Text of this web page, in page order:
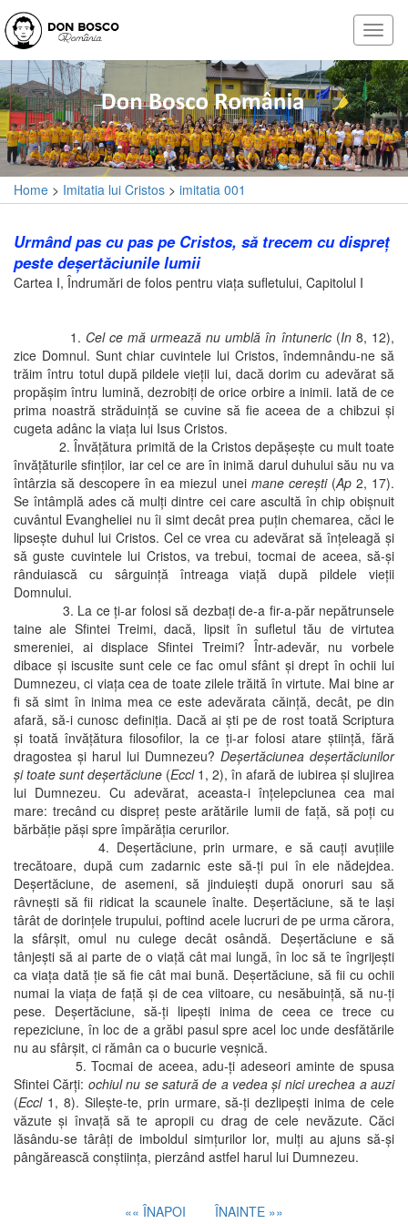
Home > Imitatia lui Cristos > imitatia 001
Urmând pas cu pas pe Cristos, să trecem cu dispreţ
peste deşertăciunile lumii
Cartea I, Îndrumări de folos pentru viaţa sufletului, Capitolul I
1. Cel ce mă urmează nu umblă în întuneric(In 8, 12),
zice Domnul. Sunt chiar cuvintele lui Cristos, îndemnându-ne să
trăim întru totul după pildele vieţii lui, dacă dorim cu adevărat să
propăşim întru lumină, dezrobiţi de orice orbire a inimii. Iată de ce
prima noastră străduinţă se cuvine să fie aceea de a chibzui şi
cugeta adânc la viaţa lui Isus Cristos.
2. Învăţătura primită de la Cristos depăşeşte cu mult toate
învăţăturile sfinţilor, iar cel ce are în inimă darul duhului său nu va
întârzia să descopere în ea miezul unei mane cereşti(Ap 2, 17).
Se întâmplă ades că mulţi dintre cei care ascultă în chip obişnuit
cuvântul Evangheliei nu îi simt decât prea puţin chemarea, căci le
lipseşte duhul lui Cristos. Cel ce vrea cu adevărat să înţeleagă şi
să guste cuvintele lui Cristos, va trebui, tocmai de aceea, să-şi
rânduiască cu sârguinţă întreaga viaţă după pildele vieţii
Domnului.
3. La ce ţi-ar folosi să dezbaţi de-a fir-a-păr nepătrunsele
taine ale Sfintei Treimi, dacă, lipsit în sufletul tău de virtutea
smereniei, ai displace Sfintei Treimi? Într-adevăr, nu vorbele
dibace şi iscusite sunt cele ce fac omul sfânt şi drept în ochii lui
Dumnezeu, ci viaţa cea de toate zilele trăită în virtute. Mai bine ar
fi să simt în inima mea ce este adevărata căinţă, decât, pe din
afară, să-i cunosc definiţia. Dacă ai şti pe de rost toată Scriptura
şi toată învăţătura filosofilor, la ce ţi-ar folosi atare ştiinţă, fără
dragostea şi harul lui Dumnezeu? Deşertăciunea deşertăciunilor
şi toate sunt deşertăciune (Eccl 1, 2), în afară de iubirea şi slujirea
lui Dumnezeu. Cu adevărat, aceasta-i înţelepciunea cea mai
mare: trecând cu dispreţ peste arătările lumii de faţă, să poţi cu
bărbăţie păşi spre împărăţia cerurilor.
4. Deşertăciune, prin urmare, e să cauţi avuţiile
trecătoare, după cum zadarnic este să-ţi pui în ele nădejdea.
Deşertăciune, de asemeni, să jinduieşti după onoruri sau să
râvneşti să fii ridicat la scaunele înalte. Deşertăciune, să te laşi
târât de dorinţele trupului, poftind acele lucruri de pe urma cărora,
la sfârşit, omul nu culege decât osândă. Deşertăciune e să
tânjeşti să ai parte de o viaţă cât mai lungă, în loc să te îngrijeşti
ca viaţa dată ţie să fie cât mai bună. Deşertăciune, să fii cu ochii
numai la viaţa de faţă şi de cea viitoare, cu nesăbuinţă, să nu-ţi
pese. Deşertăciune, să-ţi lipeşti inima de ceea ce trece cu
repeziciune, în loc de a grăbi pasul spre acel loc unde desfătările
nu au sfârşit, ci rămân ca o bucurie veşnică.
5. Tocmai de aceea, adu-ţi adeseori aminte de spusa
Sfintei Cărţi: ochiul nu se satură de a vedea şi nici urechea a auzi
(Eccl 1, 8). Sileşte-te, prin urmare, să-ţi dezlipeşti inima de cele
văzute şi învaţă să te apropii cu drag de cele nevăzute. Căci
lăsându-se târâţi de imboldul simţurilor lor, mulţi au ajuns să-şi
pângărească conştiinţa, pierzând astfel harul lui Dumnezeu.
«« ÎNAPOI ÎNAINTE »»